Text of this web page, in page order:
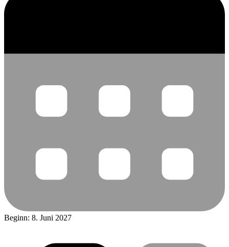
Beginn: 8. Juni 2027